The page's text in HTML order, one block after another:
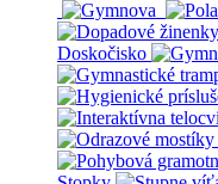
Doskočisko